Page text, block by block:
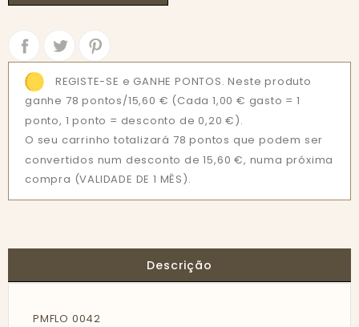
REGISTE-SE e GANHE PONTOS. Neste produto
ganhe 78 pontos/15,60 € (Cada 1,00 € gasto = 1
ponto, 1 ponto = desconto de 0,20 €).
O seu carrinho totalizará 78 pontos que podem ser
convertidos num desconto de 15,60 €, numa próxima
compra (VALIDADE DE 1 MÊS).
Descrição
PMFLO 0042